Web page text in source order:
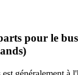
pour le